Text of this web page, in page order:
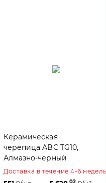
Керамическая
черепица ABC TG10,
Алмазно-черный
(ангоб)
Доставка в течение 4-6
02